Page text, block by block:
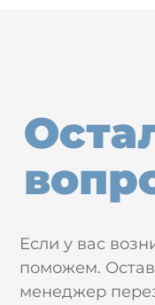
Если у вас
поможем.
менеджер